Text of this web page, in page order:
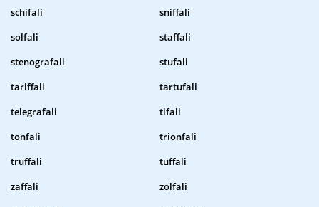
schifali
sniffali
solfali
staffali
stenografali
stufali
tariffali
tartufali
telegrafali
tifali
tonfali
trionfali
truffali
tuffali
zaffali
zolfali